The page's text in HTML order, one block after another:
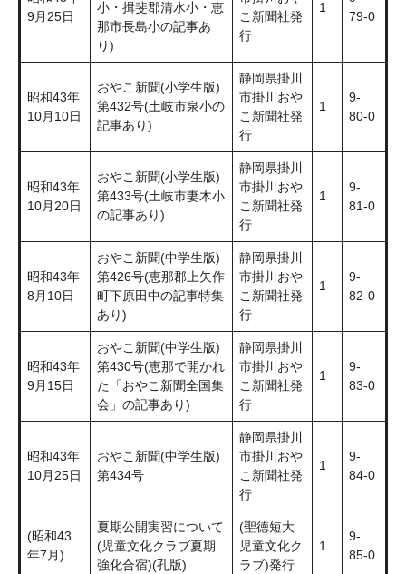
9月25日
小・揖斐郡清水小・恵
那市長島小の記事あ
り)
こ新聞社発
行
1
79-0
昭和43年
10月10日
おやこ新聞(小学生版)
第432号(土岐市泉小の
記事あり)
静岡県掛川
市掛川おや
こ新聞社発
行
1
9-
80-0
昭和43年
10月20日
おやこ新聞(小学生版)
第433号(土岐市妻木小
の記事あり)
静岡県掛川
市掛川おや
こ新聞社発
行
1
9-
81-0
昭和43年
8月10日
おやこ新聞(中学生版)
第426号(恵那郡上矢作
町下原田中の記事特集
あり)
静岡県掛川
市掛川おや
こ新聞社発
行
1
9-
82-0
昭和43年
9月15日
おやこ新聞(中学生版)
第430号(恵那で開かれ
た「おやこ新聞全国集
会」の記事あり)
静岡県掛川
市掛川おや
こ新聞社発
行
1
9-
83-0
昭和43年
10月25日
おやこ新聞(中学生版)
第434号
静岡県掛川
市掛川おや
こ新聞社発
行
1
9-
84-0
(昭和43
年7月)
夏期公開実習について
(児童文化クラブ夏期
強化合宿)(孔版)
(聖徳短大
児童文化ク
ラブ)発行
1
9-
85-0